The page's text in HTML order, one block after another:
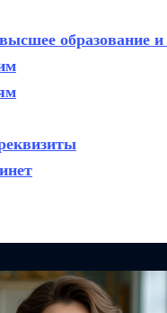
образование